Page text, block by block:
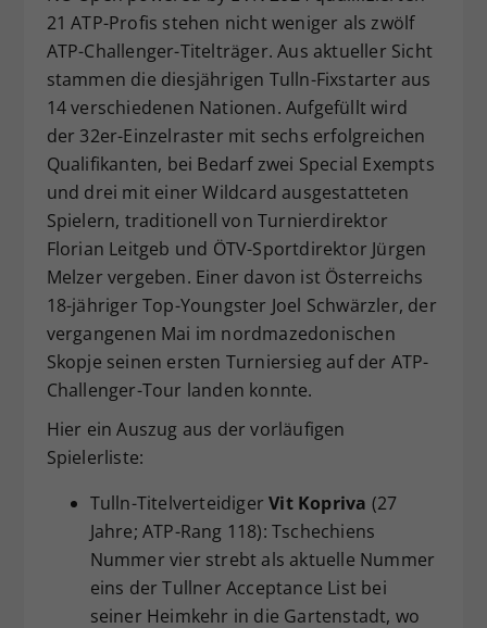
21 ATP-Profis stehen nicht weniger als zwölf
ATP-Challenger-Titelträger. Aus aktueller Sicht
stammen die diesjährigen Tulln-Fixstarter aus
14 verschiedenen Nationen. Aufgefüllt wird
der 32er-Einzelraster mit sechs erfolgreichen
Qualifikanten, bei Bedarf zwei Special Exempts
und drei mit einer Wildcard ausgestatteten
Spielern, traditionell von Turnierdirektor
Florian Leitgeb und ÖTV-Sportdirektor Jürgen
Melzer vergeben. Einer davon ist Österreichs
18-jähriger Top-Youngster Joel Schwärzler, der
vergangenen Mai im nordmazedonischen
Skopje seinen ersten Turniersieg auf der ATP-
Challenger-Tour landen konnte.
Hier ein Auszug aus der vorläufigen
Spielerliste:
Tulln-TitelverteidigerVit Kopriva (27
Jahre; ATP-Rang 118): Tschechiens
Nummer vier strebt als aktuelle Nummer
eins der Tullner Acceptance List bei
seiner Heimkehr in die Gartenstadt, wo
Zweck
Dieser Wert speichert Ihre Consent-
Einstellungen. Unter anderem eine
zufällig generierte ID, für die
historische Speicherung Ihrer
vorgenommen Einstellungen, falls der
Webseiten-Betreiber dies eingestellt
hat.